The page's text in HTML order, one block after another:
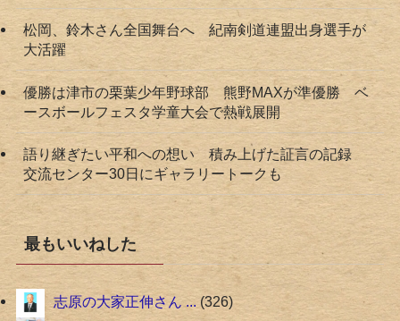
松岡、鈴木さん全国舞台へ 紀南剣道連盟出身選手が
大活躍
優勝は津市の栗葉少年野球部 熊野MAXが準優勝 ベ
ースボールフェスタ学童大会で熱戦展開
語り継ぎたい平和への想い 積み上げた証言の記録
交流センター30日にギャラリートークも
最もいいねした
志原の大家正伸さん ... 326